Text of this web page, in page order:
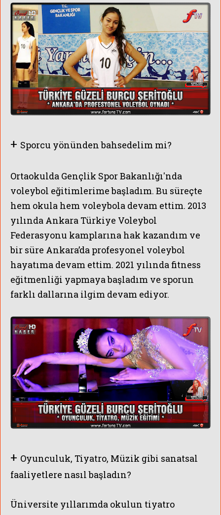
+ Sporcu yönünden bahsedelim mi?
Ortaokulda Gençlik Spor Bakanlığı'nda
voleybol eğitimlerime başladım. Bu süreçte
hem okula hem voleybola devam ettim. 2013
yılında Ankara Türkiye Voleybol
Federasyonu kamplarına hak kazandım ve
bir süre Ankara’da profesyonel voleybol
hayatıma devam ettim. 2021 yılında fitness
eğitmenliği yapmaya başladım ve sporun
farklı dallarına ilgim devam ediyor.
+ Oyunculuk, Tiyatro, Müzik gibi sanatsal
faaliyetlere nasıl başladın?
Üniversite yıllarımda okulun tiyatro